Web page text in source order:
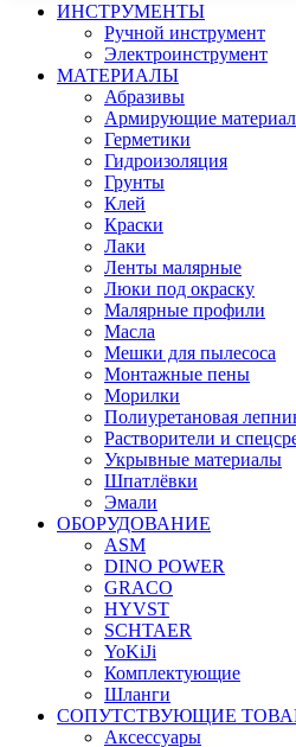
ИНСТРУМЕНТЫ
Ручной инструмент
Электроинструмент
МАТЕРИАЛЫ
Абразивы
Армирующие
Герметики
Гидроизоляция
Грунты
Клей
Краски
Лаки
Ленты малярные
Люки под окраску
Малярные профили
Масла
Мешки для пылесоса
Монтажные пены
Морилки
Полиуретановая
Растворители и
Укрывные материалы
Шпатлёвки
Эмали
ОБОРУДОВАНИЕ
ASM
DINO POWER
GRACO
HYVST
SCHTAER
YoKiJi
Комплектующие
Шланги
СОПУТСТВУЮЩИЕ
Аксессуары